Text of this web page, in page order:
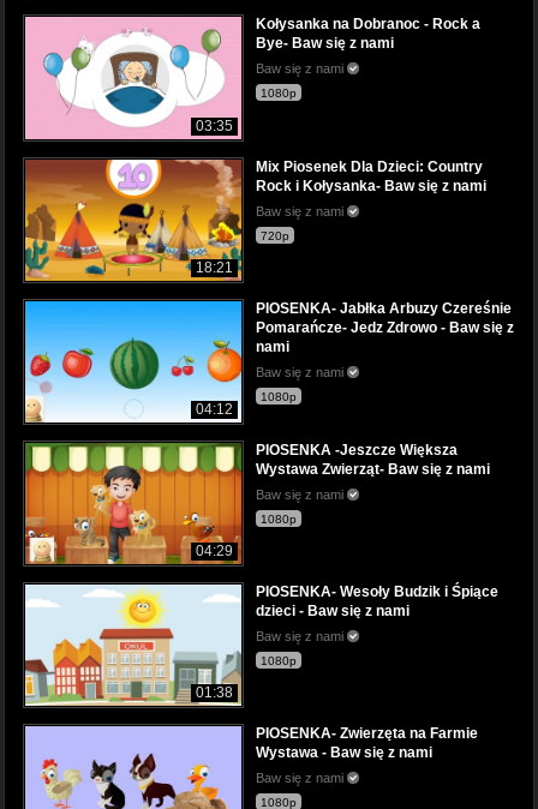
03:35
Kołysanka na Dobranoc - Rock a
Bye- Baw się z nami
Baw się z nami
1080p
18:21
Mix Piosenek Dla Dzieci: Country
Rock i Kołysanka- Baw się z nami
Baw się z nami
720p
04:12
PIOSENKA- Jabłka Arbuzy Czereśnie
Pomarańcze- Jedz Zdrowo - Baw się z
nami
Baw się z nami
1080p
04:29
PIOSENKA -Jeszcze Większa
Wystawa Zwierząt- Baw się z nami
Baw się z nami
1080p
01:38
PIOSENKA- Wesoły Budzik i Śpiące
dzieci - Baw się z nami
Baw się z nami
1080p
PIOSENKA- Zwierzęta na Farmie
Wystawa - Baw się z nami
Baw się z nami
1080p